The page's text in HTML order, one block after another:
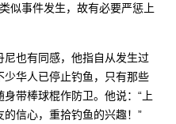
似事件发生，故有必要严惩上
也有同感，他指自从发生过
华人已停止钓鱼，只有那些
带棒球棍作防卫。他说：“上
信心，重拾钓鱼的兴趣！”